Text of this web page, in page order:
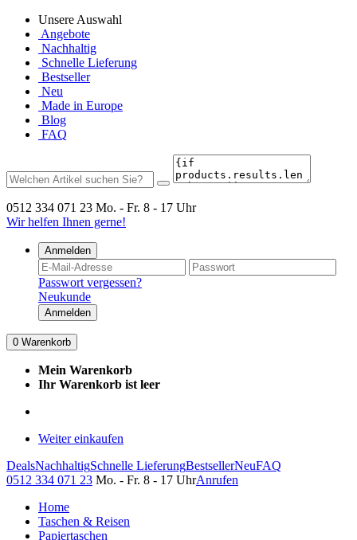
Unsere Auswahl
Angebote
Nachhaltig
Schnelle Lieferung
Bestseller
Neu
Made in Europe
Blog
FAQ
0512 334 071 23 Mo. - Fr. 8 - 17 Uhr
Wir helfen Ihnen gerne!
Anmelden
Passwort vergessen?
Neukunde
Anmelden
0 Warenkorb
Mein Warenkorb
Ihr Warenkorb ist leer
Weiter einkaufen
DealsNachhaltigSchnelle LieferungBestsellerNeuFAQ
0512 334 071 23 Mo. - Fr. 8 - 17 UhrAnrufen
Home
Taschen & Reisen
Papiertaschen